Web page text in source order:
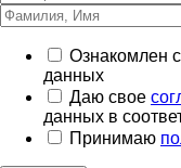
Ознакомлен с
данных
Даю свое
данных в
Принимаю